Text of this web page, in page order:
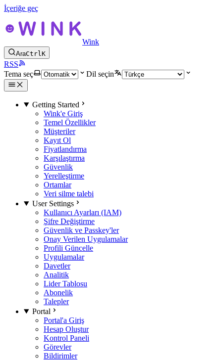
İçeriğe geç
Wink
AraCtrlK
RSS
Tema seç
Dil seçin
Getting Started
Wink'e Giriş
Temel Özellikler
Müşteriler
Kayıt Ol
Fiyatlandırma
Karşılaştırma
Güvenlik
Yerelleştirme
Ortamlar
Veri silme talebi
User Settings
Kullanıcı Ayarları (IAM)
Şifre Değiştirme
Güvenlik ve Passkey'ler
Onay Verilen Uygulamalar
Profili Güncelle
Uygulamalar
Davetler
Analitik
Lider Tablosu
Abonelik
Talepler
Portal
Portal'a Giriş
Hesap Oluştur
Kontrol Paneli
Görevler
Bildirimler